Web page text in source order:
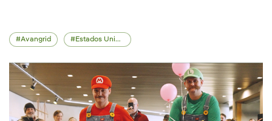
Avangrid Estados Unidos